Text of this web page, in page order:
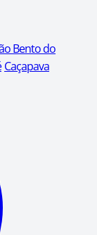
Bento do
Caçapava